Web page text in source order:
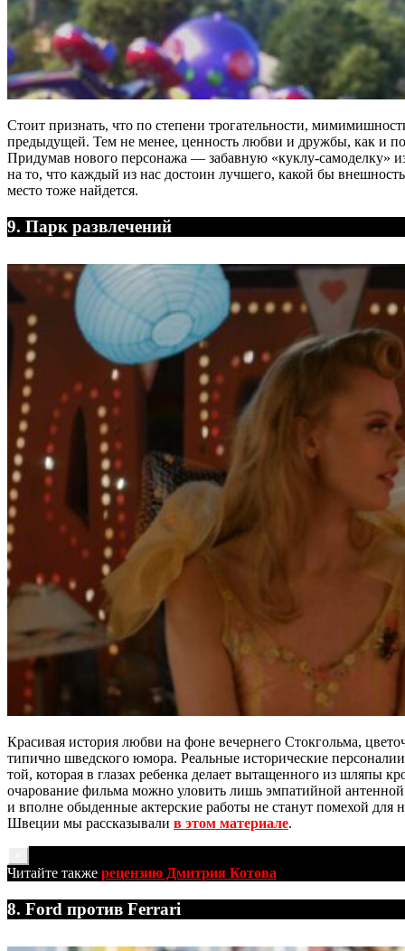
Стоит признать, что по степени трогательности,
предыдущей. Тем не менее, ценность любви и дружбы, как и
Придумав нового персонажа — забавную «куклу-самоделку»
на то, что каждый из нас достоин лучшего, какой бы
место тоже найдется.
9. Парк развлечений
Красивая история любви на фоне вечернего Стокгольма,
типично шведского юмора. Реальные исторические
той, которая в глазах ребенка делает вытащенного из шляпы
очарование фильма можно уловить лишь эмпатийной
и вполне обыденные актерские работы не станут помехой
Швеции мы рассказывали в этом материале.
Читайте также рецензию Дмитрия Котова
8. Ford против Ferrari